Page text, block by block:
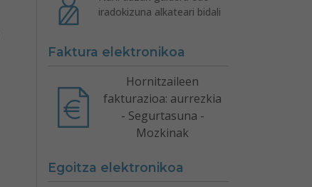
iradokizuna alkateari bidali
Faktura elektronikoa
Hornitzaileen
fakturazioa: aurrezkia
- Segurtasuna -
Mozkinak
Egoitza elektronikoa